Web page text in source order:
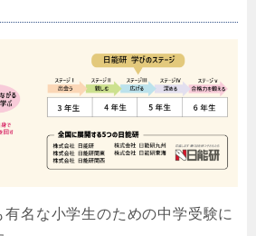
有名な小学生のための中学受験に